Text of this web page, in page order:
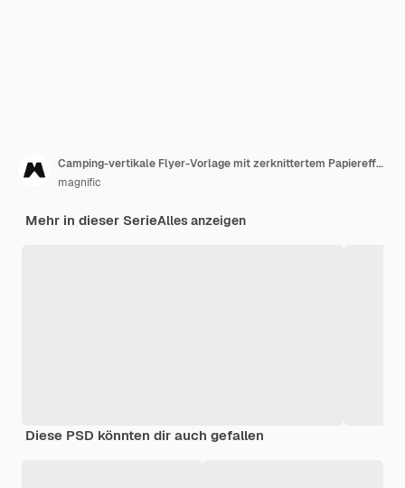
Camping-vertikale Flyer-Vorlage mit zerknittertem Papiereffekt
magnific
Mehr in dieser SerieAlles anzeigen
Diese PSD könnten dir auch gefallen